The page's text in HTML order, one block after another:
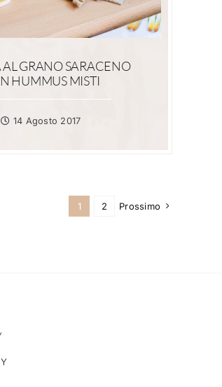
GRANO SARACENO
HUMMUS MISTI
14 Agosto 2017
1 2 Prossimo